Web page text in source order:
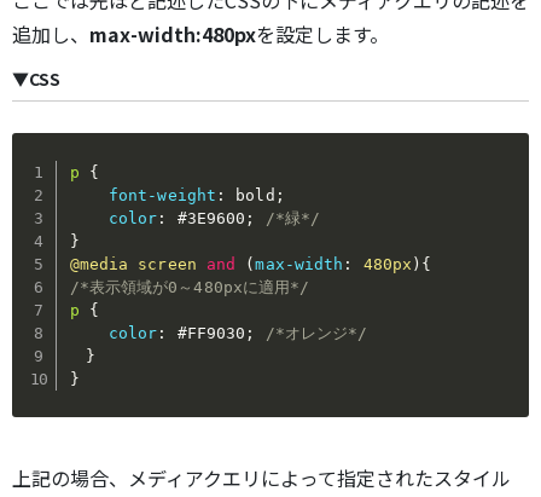
追加し、 max-width:480pxを設定します。
▼CSS
p
{
font-weight : bold ;
color : #3E9600 ;
/*緑*/
}
@media screen and (max-width : 480px ) {
/*表示領域が0～480pxに適用*/
p
{
color : #FF9030 ;
/*オレンジ*/
}
}
上記の場合、メディアクエリによって指定されたスタイル